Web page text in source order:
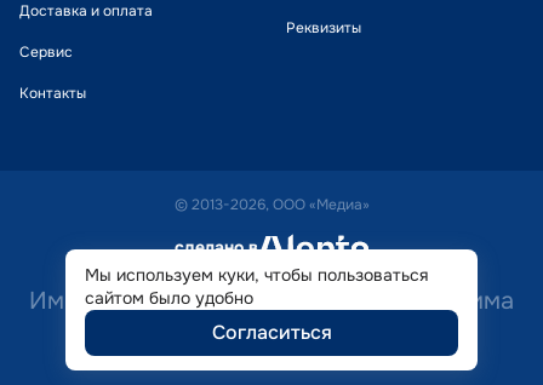
Доставка и оплата
Сервис
Контакты
Реквизиты
© 2013-2026, ООО «Медиа»
сделано в alente
Имеются противопоказания. Необходима
консультация специалиста.
Мы используем куки, чтобы пользоваться
сайтом было удобно
Согласиться